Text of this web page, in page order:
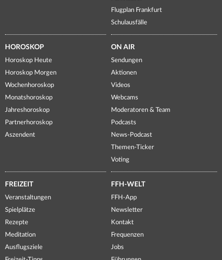
Flugplan Frankfurt
Schulausfälle
HOROSKOP
Horoskop Heute
Horoskop Morgen
Wochenhoroskop
Monatshoroskop
Jahreshoroskop
Partnerhoroskop
Aszendent
ON AIR
Sendungen
Aktionen
Videos
Webcams
Moderatoren & Team
Podcasts
News-Podcast
Themen-Ticker
Voting
FREIZEIT
Veranstaltungen
Spielplätze
Rezepte
Meditation
Ausflugsziele
FFH-WELT
FFH-App
Newsletter
Kontakt
Frequenzen
Jobs